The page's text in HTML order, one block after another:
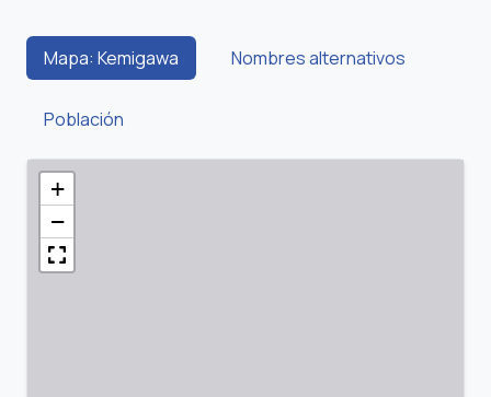
Mapa: Kemigawa Nombres alternativos
Población
+
−